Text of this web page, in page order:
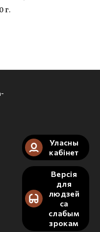
г.
Уласны
кабінет
Версія
для
людзей
са
слабым
зрокам